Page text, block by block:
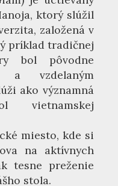
ktorý slúžil
založená v
príklad tradičnej
bol pôvodne
a vzdelaným
ako významná
vietnamskej
miesto, kde si
na aktívnych
tesne preženie
stola.